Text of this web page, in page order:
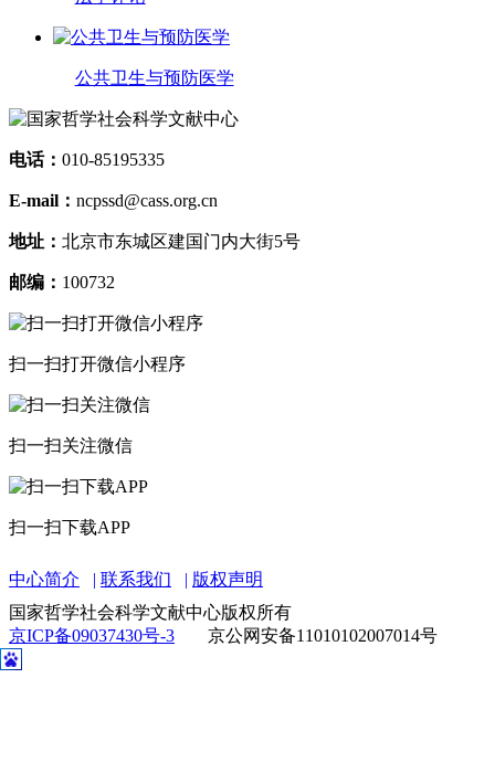
公共卫生与预防医学
电话： 010-85195335
E-mail： ncpssd@cass.org.cn
地址： 北京市东城区建国门内大街5号
邮编： 100732
扫一扫打开微信小程序
扫一扫关注微信
扫一扫下载APP
中心简介 联系我们
版权声明
国家哲学社会科学文献中心版权所有
京ICP备09037430号-3
京公网安备11010102007014号